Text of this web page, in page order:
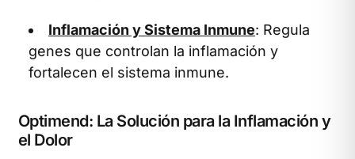
Inflamación y Sistema Inmune: Regula
genes que controlan la inflamación y
fortalecen el sistema inmune.
Optimend: La Solución para la Inflamación y
el Dolor